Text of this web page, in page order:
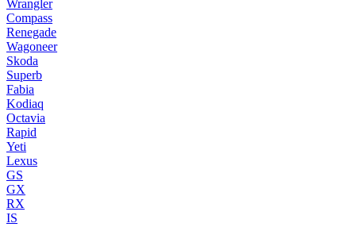
Wrangler
Compass
Renegade
Wagoneer
Skoda
Superb
Fabia
Kodiaq
Octavia
Rapid
Yeti
Lexus
GS
GX
RX
IS